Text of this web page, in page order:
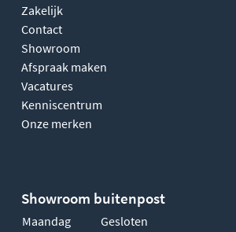
Zakelijk
Contact
Showroom
Afspraak maken
Vacatures
Kenniscentrum
Onze merken
Showroom buitenpost
Maandag
Gesloten